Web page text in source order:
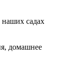
садах
домашнее